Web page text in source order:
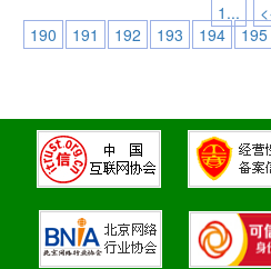
1...
190
191 192 193 194 195